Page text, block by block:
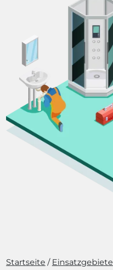
Startseite Einsatzgebiete